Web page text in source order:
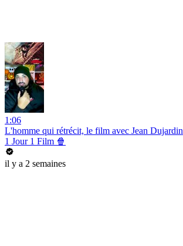
1:06
L'homme qui rétrécit, le film avec Jean Dujardin
1 Jour 1 Film 🍿
il y a 2 semaines